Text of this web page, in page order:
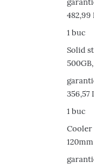
482,99
1 buc
Solid
356,57
1 buc